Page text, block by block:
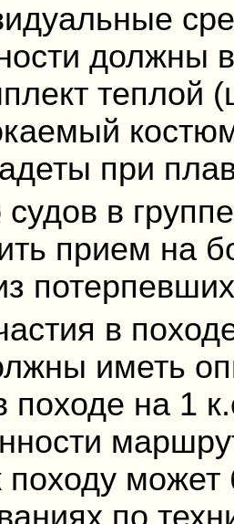
должны
теплой
при
в
прием на
в
иметь
походе на 1
походу
по